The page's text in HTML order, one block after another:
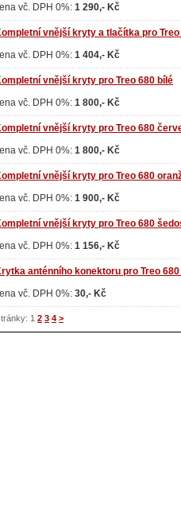
vč. DPH 0%: 1 290,- Kč
vnější kryty a tlačítka pro Treo
vč. DPH 0%: 1 404,- Kč
vnější kryty pro Treo 680 bílé
vč. DPH 0%: 1 800,- Kč
vnější kryty pro Treo 680
vč. DPH 0%: 1 800,- Kč
vnější kryty pro Treo 680
vč. DPH 0%: 1 900,- Kč
vnější kryty pro Treo 680
vč. DPH 0%: 1 156,- Kč
anténního konektoru pro Treo
vč. DPH 0%: 30,- Kč
1 2 3 4 >